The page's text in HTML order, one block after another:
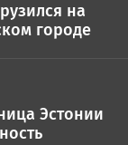
на
городе
Эстонии